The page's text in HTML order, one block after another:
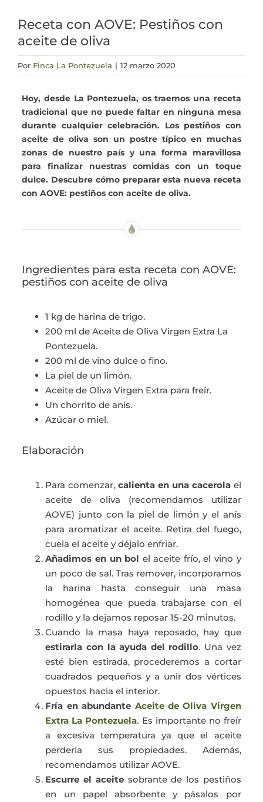
Actualidad
Receta con AOVE: Pestiños con
aceite de oliva
Por Finca La Pontezuela | 12 marzo 2020
Hoy, desde La Pontezuela, os traemos una receta
tradicional que no puede faltar en ninguna mesa
durante cualquier celebración. Los pestiños con
aceite de oliva son un postre típico en muchas
zonas de nuestro país y una forma maravillosa
para finalizar nuestras comidas con un toque
dulce. Descubre cómo preparar esta nueva receta
con AOVE: pestiños con aceite de oliva.
Ingredientes para esta receta con AOVE:
pestiños con aceite de oliva
1 kg de harina de trigo.
200 ml de Aceite de Oliva Virgen Extra La
Pontezuela.
200 ml de vino dulce o fino.
La piel de un limón.
Aceite de Oliva Virgen Extra para freír.
Un chorrito de anís.
Azúcar o miel.
Elaboración
Para comenzar,calienta en una cacerolael
aceite de oliva (recomendamos utilizar
AOVE) junto con la piel de limón y el anís
para aromatizar el aceite. Retira del fuego,
cuela el aceite y déjalo enfriar.
Añadimos en un bol el aceite frío, el vino y
un poco de sal. Tras remover, incorporamos
la harina hasta conseguir una masa
homogénea que pueda trabajarse con el
rodillo y la dejamos reposar 15-20 minutos.
Cuando la masa haya reposado, hay que
estirarla con la ayuda del rodillo. Una vez
esté bien estirada, procederemos a cortar
cuadrados pequeños y a unir dos vértices
opuestos hacia el interior.
Fría en abundante Aceite de Oliva Virgen
Extra La Pontezuela. Es importante no freír
a excesiva temperatura ya que el aceite
perdería sus propiedades. Además,
recomendamos utilizar AOVE.
Escurre el aceitesobrante de los pestiños
en un papel absorbente y pásalos por